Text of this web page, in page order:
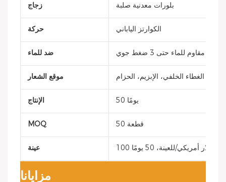
زجاج بلورات معدنية صلبة
حركة الكوارتز الياباني
ضد للماء مقاوم للماء حتى 3 ضغط جوي
موقع الشعار التاج، الغطاء الخلفي، الإبزيم، الحزام
الإنتاج 50 يومًا
MOQ 50 قطعة
عينة 100 دولار أمريكي/للعينة، 50 يومًا
مزايانا